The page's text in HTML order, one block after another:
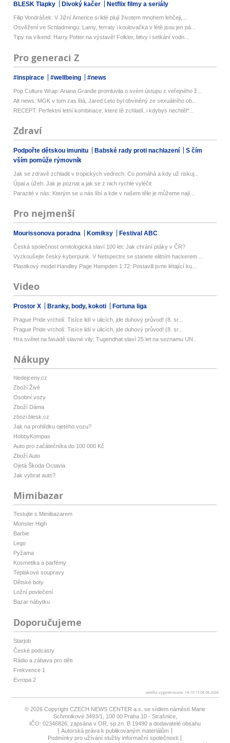
BLESK Tlapky Divoký kačer Netflix filmy a seriály
Filip Vondrášek: V Jižní Americe si lidé plují životem mnohem lehčeji,...
Osvěžení ve Schladmingu: Lamy, ferraty i koulovačka v létě jsou jen pá...
Tipy na víkend: Harry Potter na výstavě! Folklor, bitvy i setkání vodn...
Pro generaci Z
#inspirace #wellbeing #news
Pop Culture Wrap: Ariana Grande promluvila o svém ústupu z veřejného ž...
Alt news: MGK v tom zas lítá, Jared Leto byl obviněný ze sexuálního ob...
RECEPT: Perfektní letní kombinace, které tě zchladí, i kdybys nechtěl*...
Zdraví
Podpořte dětskou imunitu Babské rady proti nachlazení
S čím
vším pomůže rýmovník
Jak se zdravě zchladit v tropických vedrech: Co pomáhá a kdy už riskuj...
Úpal a úžeh: Jak je poznat a jak se z nich rychle vyléčit
Parazité v nás: Kterým se u nás líbí a kde v našem těle je můžeme nají...
Pro nejmenší
Mourissonova poradna Komiksy Festival ABC
Česká společnost ornitologická slaví 100 let: Jak chrání ptáky v ČR?
Vyzkoušejte český kyberpunk. V Netspectre se stanete elitním hackerem ...
Plastikový model Handley Page Hampden 1:72: Postavili jsme létající ku...
Video
Prostor X Branky, body, kokoti Fortuna liga
Prague Pride vrcholí: Tisíce lidí v ulicích, jde duhový průvod! (8. sr...
Prague Pride vrcholí: Tisíce lidí v ulicích, jde duhový průvod! (8. sr...
Hra světel na fasádě slavné vily: Tugendhat slaví 25 let na seznamu UN...
Nákupy
hledejceny.cz
Zboží Živě
Osobní vozy
Zboží Dáma
zbozi.blesk.cz
Jak na prohlídku ojetého vozu?
HobbyKompas
Auto pro začátečníka do 100 000 Kč
Zboží Auto
Ojetá Škoda Octavia
Jak vybrat auto?
Mimibazar
Testujte s Mimibazarem
Monster High
Barbie
Lego
Pyžama
Kosmetika a parfémy
Teplákové soupravy
Dětské boty
Ložní povlečení
Bazar nábytku
Doporučujeme
Starjob
České podcasty
Rádio a zábava pro děti
Frekvence 1
Evropa 2
patička vygenerovaná: 14:10:13 08.08.2026
© 2026 Copyright CZECH NEWS CENTER a.s. se sídlem náměstí Marie
Schmolkové 3493/1, 100 00 Praha 10 - Strašnice,
IČO: 02346826, zapsána v OR, sp.zn. B 19490 a dodavatelé obsahu
Autorská práva k publikovaným materiálům
Podmínky pro užívání služby informační společnosti